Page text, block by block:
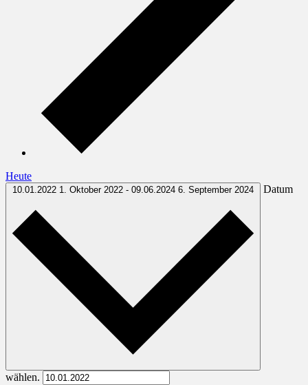
Heute
10.01.2022 1. Oktober 2022 - 09.06.2024 6. September 2024 Datum
wählen.